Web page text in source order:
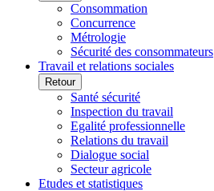
Consommation
Concurrence
Métrologie
Sécurité des consommateurs
Travail et relations sociales
Retour
Santé sécurité
Inspection du travail
Egalité professionnelle
Relations du travail
Dialogue social
Secteur agricole
Etudes et statistiques